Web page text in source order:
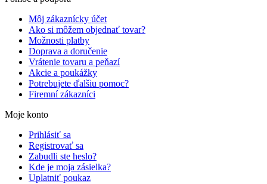
Môj zákaznícky účet
Ako si môžem objednať tovar?
Možnosti platby
Doprava a doručenie
Vrátenie tovaru a peňazí
Akcie a poukážky
Potrebujete ďalšiu pomoc?
Firemní zákazníci
Moje konto
Prihlásiť sa
Registrovať sa
Zabudli ste heslo?
Kde je moja zásielka?
Uplatniť poukaz